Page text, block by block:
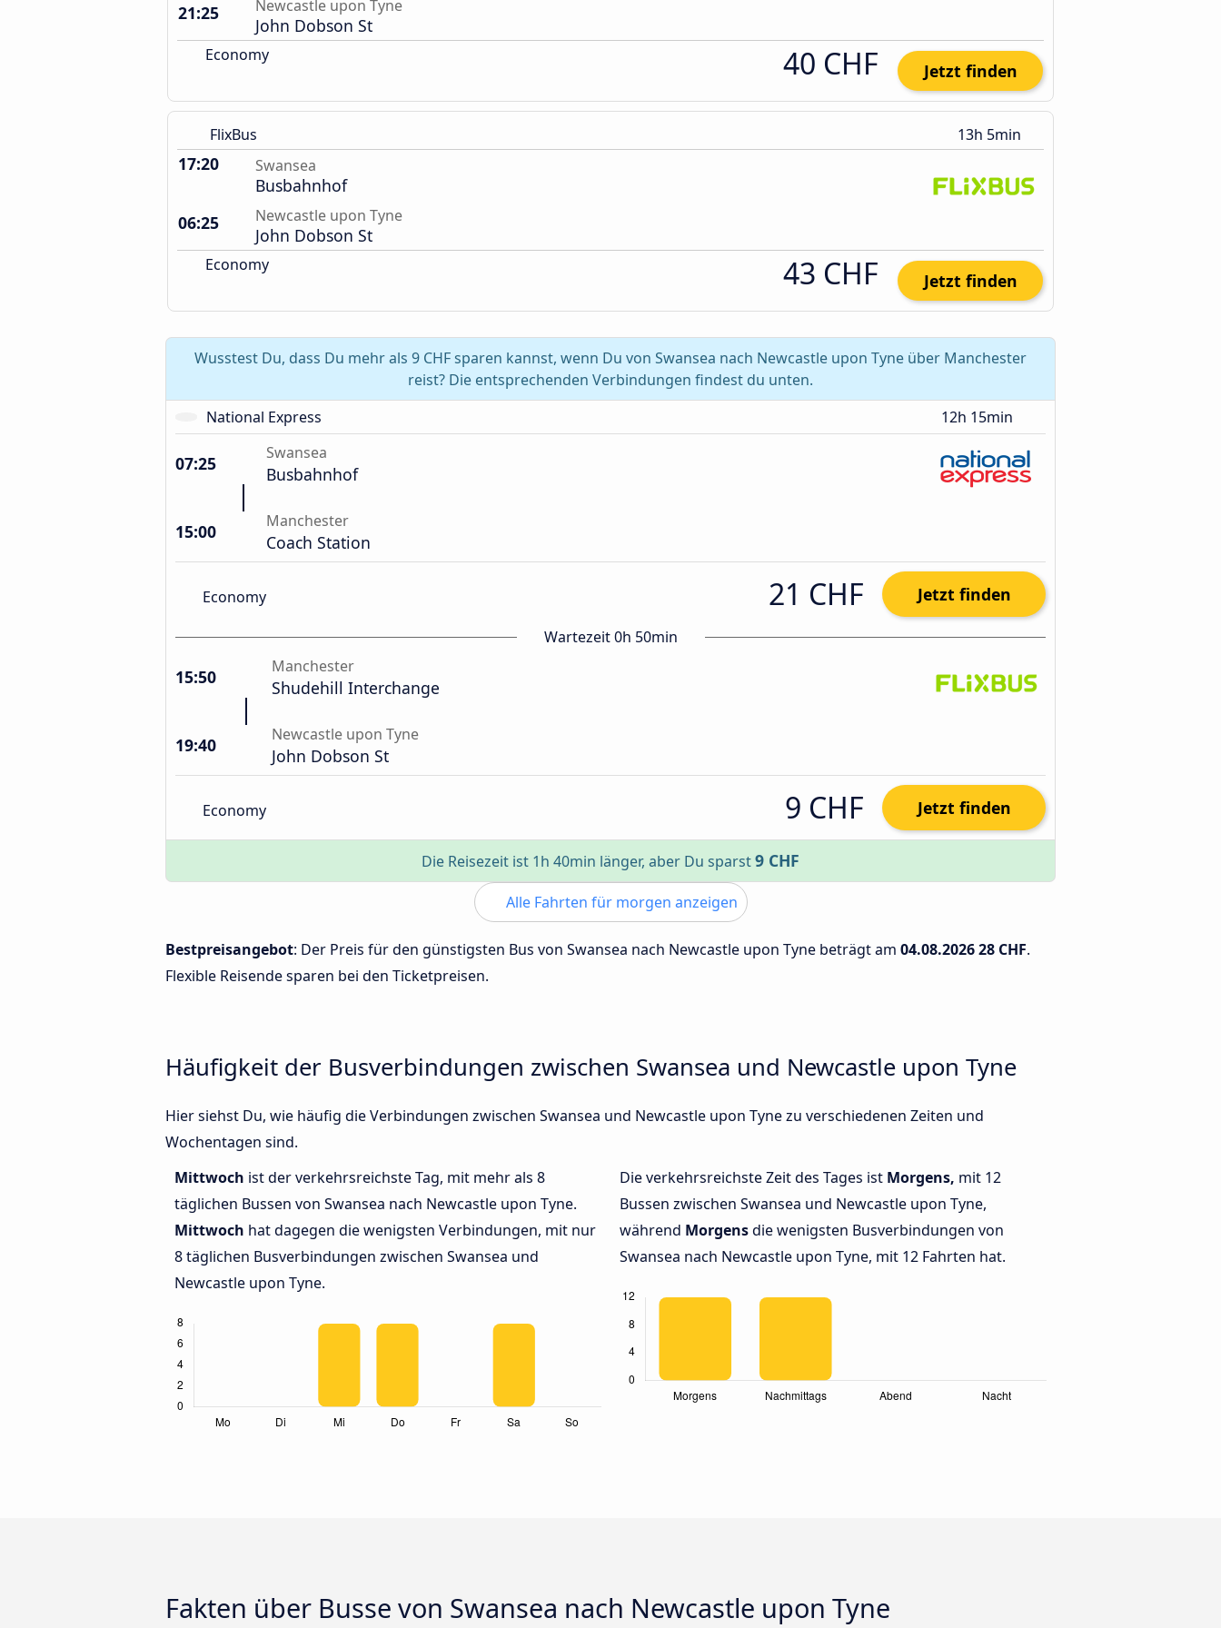
21:25
Newcastle upon Tyne
John Dobson St
Economy 40 CHF Jetzt finden
FlixBus 13h 5min
17:20 Swansea
Busbahnhof
06:25
Newcastle upon Tyne
John Dobson St
Economy 43 CHF Jetzt finden
Wusstest Du, dass Du mehr als 9 CHF sparen kannst, wenn Du von Swansea nach Newcastle upon Tyne über Manchester
reist? Die entsprechenden Verbindungen findest du unten.
National Express
12h 15min
07:25 Swansea
Busbahnhof
15:00 Manchester
Coach Station
Economy 21 CHF Jetzt finden
Wartezeit 0h 50min
15:50 Manchester
Shudehill Interchange
19:40 Newcastle upon Tyne
John Dobson St
Economy 9 CHF Jetzt finden
Die Reisezeit ist 1h 40min länger, aber Du sparst9 CHF
Alle Fahrten für morgen anzeigen
Bestpreisangebot: Der Preis für den günstigsten Bus von Swansea nach Newcastle upon Tyne beträgt am 04.08.202628 CHF.
Flexible Reisende sparen bei den Ticketpreisen.
Häufigkeit der Busverbindungen zwischen Swansea und Newcastle upon Tyne
Hier siehst Du, wie häufig die Verbindungen zwischen Swansea und Newcastle upon Tyne zu verschiedenen Zeiten und
Wochentagen sind.
Mittwoch ist der verkehrsreichste Tag, mit mehr als 8
täglichen Bussen von Swansea nach Newcastle upon Tyne.
Mittwoch hat dagegen die wenigsten Verbindungen, mit nur
8 täglichen Busverbindungen zwischen Swansea und
Newcastle upon Tyne.
Die verkehrsreichste Zeit des Tages ist Morgens, mit 12
Bussen zwischen Swansea und Newcastle upon Tyne,
während Morgensdie wenigsten Busverbindungen von
Swansea nach Newcastle upon Tyne, mit 12 Fahrten hat.
Fakten über Busse von Swansea nach Newcastle upon Tyne